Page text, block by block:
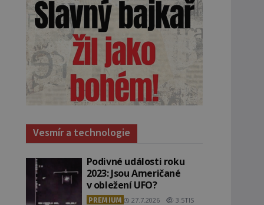
Vesmír a technologie
Podivné události roku
2023: Jsou Američané
v obležení UFO?
PREMIUM 27.7.2026 3.5TIS